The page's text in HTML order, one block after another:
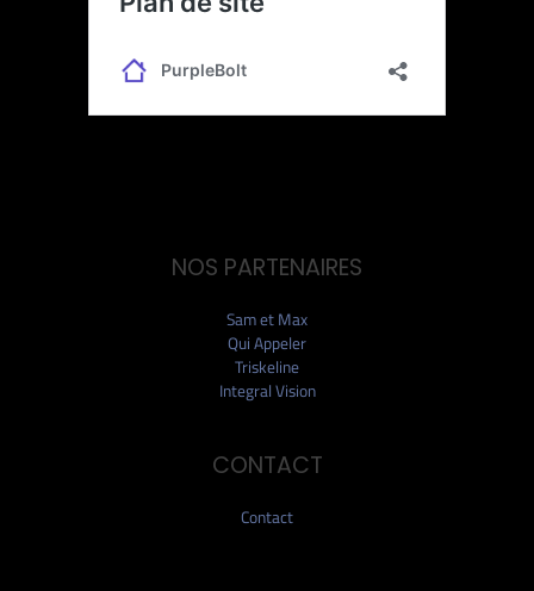
NOS PARTENAIRES
Sam et Max
Qui Appeler
Triskeline
Integral Vision
CONTACT
Contact